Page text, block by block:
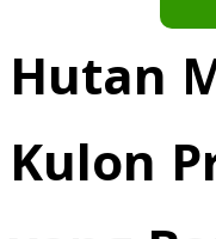
Hutan
Kulon